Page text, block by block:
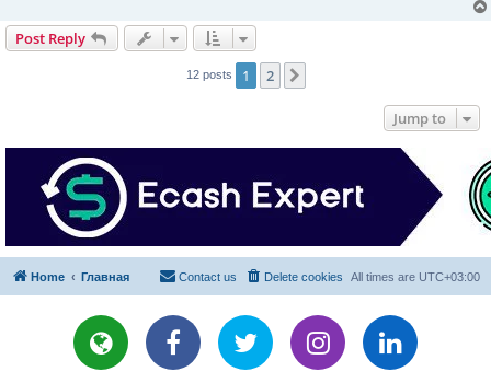
Post Reply
12 posts 1 2
Jump to
Home Главная All times are UTC+03:00
Delete cookies
Contact us